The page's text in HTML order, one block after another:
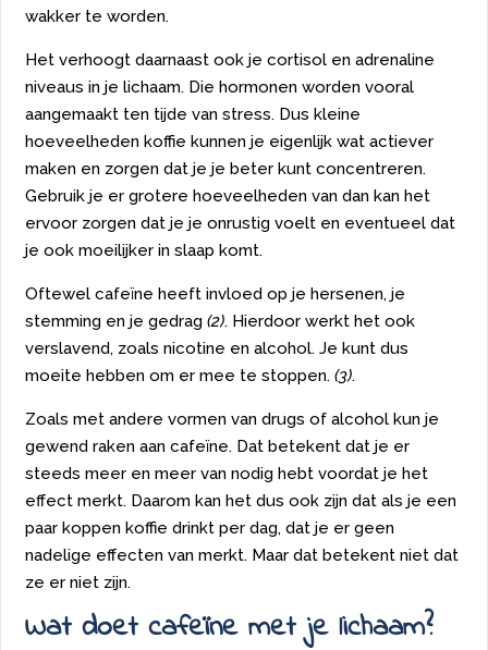
wakker te worden.
Het verhoogt daarnaast ook je cortisol en adrenaline
niveaus in je lichaam. Die hormonen worden vooral
aangemaakt ten tijde van stress. Dus kleine
hoeveelheden koffie kunnen je eigenlijk wat actiever
maken en zorgen dat je je beter kunt concentreren.
Gebruik je er grotere hoeveelheden van dan kan het
ervoor zorgen dat je je onrustig voelt en eventueel dat
je ook moeilijker in slaap komt.
Oftewel cafeïne heeft invloed op je hersenen, je
stemming en je gedrag(2). Hierdoor werkt het ook
verslavend, zoals nicotine en alcohol. Je kunt dus
moeite hebben om er mee te stoppen.(3).
Zoals met andere vormen van drugs of alcohol kun je
gewend raken aan cafeïne. Dat betekent dat je er
steeds meer en meer van nodig hebt voordat je het
effect merkt. Daarom kan het dus ook zijn dat als je een
paar koppen koffie drinkt per dag, dat je er geen
nadelige effecten van merkt. Maar dat betekent niet dat
ze er niet zijn.
Wat doet cafeïne met je lichaam?